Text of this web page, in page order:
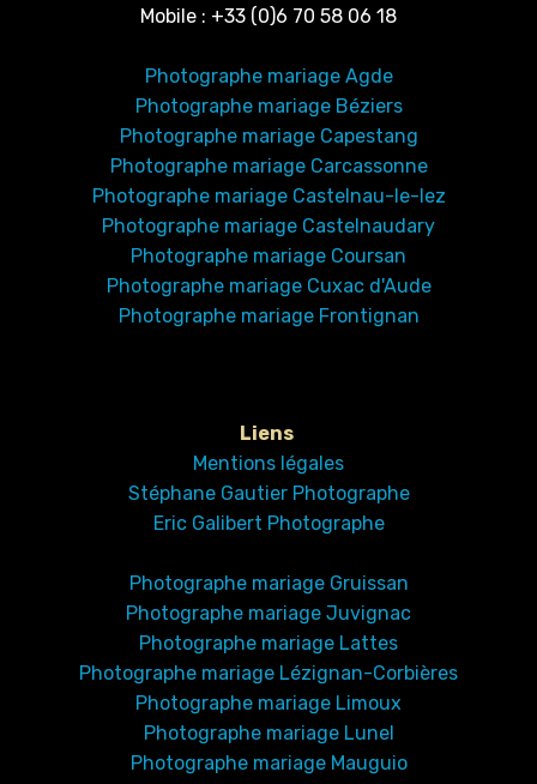
Mobile : +33 (0)6 70 58 06 18
Photographe mariage Agde
Photographe mariage Béziers
Photographe mariage Capestang
Photographe mariage Carcassonne
Photographe mariage Castelnau-le-lez
Photographe mariage Castelnaudary
Photographe mariage Coursan
Photographe mariage Cuxac d'Aude
Photographe mariage Frontignan
Liens
Mentions légales
Stéphane Gautier Photographe
Eric Galibert Photographe
Photographe mariage Gruissan
Photographe mariage Juvignac
Photographe mariage Lattes
Photographe mariage Lézignan-Corbières
Photographe mariage Limoux
Photographe mariage Lunel
Photographe mariage Mauguio